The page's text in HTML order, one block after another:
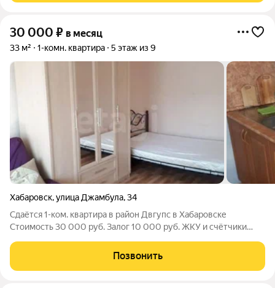
30 000 ₽ в месяц
33 м² 1-комн. квартира 5 этаж из 9
Хабаровск,улица Джамбула,34
Сдаётся 1-ком. квартира в район Двгупс в Хабаровске
Стоимость 30 000 руб. Залог 10 000 руб. ЖКУ и счётчики
оплачивается при заселении Сдаётся уютная квартира в
Кировском районе в шаговой доступности
Позвонить